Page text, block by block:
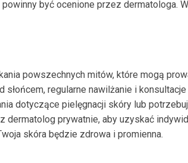
być ocenione przez dermatologa.
powszechnych mitów, które mogą
regularne nawilżanie i
dotyczące pielęgnacji skóry lub
prywatnie, aby uzyskać
skóra będzie zdrowa i promienna.